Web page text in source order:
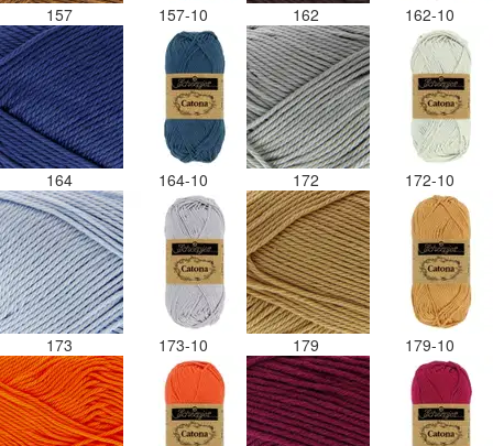
157 157-10 162 162-10
164 164-10 172 172-10
173 173-10 179 179-10